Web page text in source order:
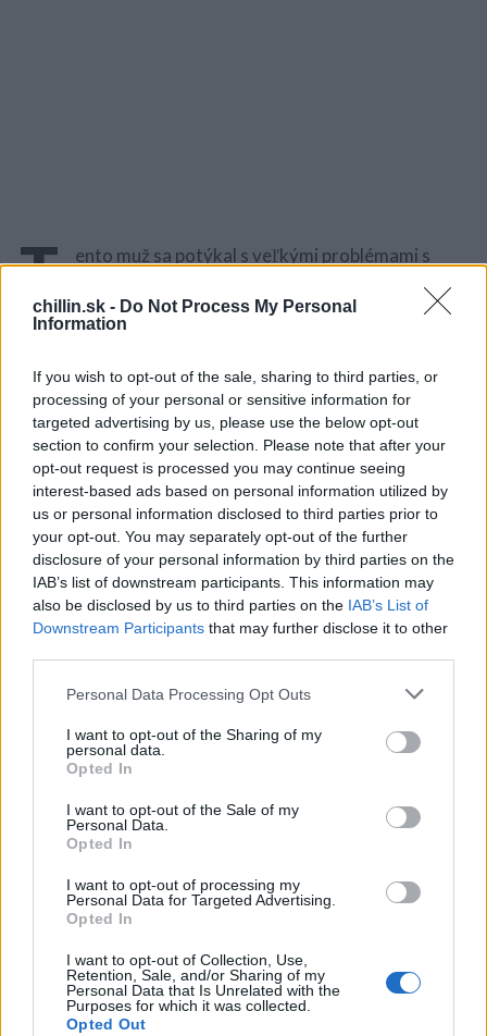
chillin.sk - Do Not Process My Personal
Information
If you wish to opt-out of the sale, sharing to third parties, or
processing of your personal or sensitive information for
targeted advertising by us, please use the below opt-out
section to confirm your selection. Please note that after your
opt-out request is processed you may continue seeing
interest-based ads based on personal information utilized by
us or personal information disclosed to third parties prior to
your opt-out. You may separately opt-out of the further
disclosure of your personal information by third parties on the
IAB’s list of downstream participants. This information may
also be disclosed by us to third parties on the IAB’s List of
Downstream Participants that may further disclose it to other
Personal Data Processing Opt Outs
I want to opt-out of the Sharing of my
personal data.
Opted In
I want to opt-out of the Sale of my
Personal Data.
Opted In
I want to opt-out of processing my
Personal Data for Targeted Advertising.
Opted In
I want to opt-out of Collection, Use,
Retention, Sale, and/or Sharing of my
Personal Data that Is Unrelated with the
Purposes for which it was collected.
Opted Out
T
ento muž sa potýkal s veľkými problémami s
úložným priestorom vo svojom byte, tak prišiel s
kreatívnym a úžasným riešením.
nábytkom, kde nakúpil skrinky a pustil sa do práce.
Výsledok jeho práce je dokonalé riešenie pre tých, ktorí
sa stretávajú s nedostatkom miesta v byte a dokonca
to nevyjde ani na veľa peňazí – výsledná suma, so
všetkým, vyšla niečo málo cez 300 eur.
Pozrite sa na to sami a nechajte sa prípadne inšpirovať!
Čo na túto premenu hovoríte?
A ak vás tento článok zaujal, nezabudnite ho zdieľať so
S
e
a
r
c
h
f
o
r
: